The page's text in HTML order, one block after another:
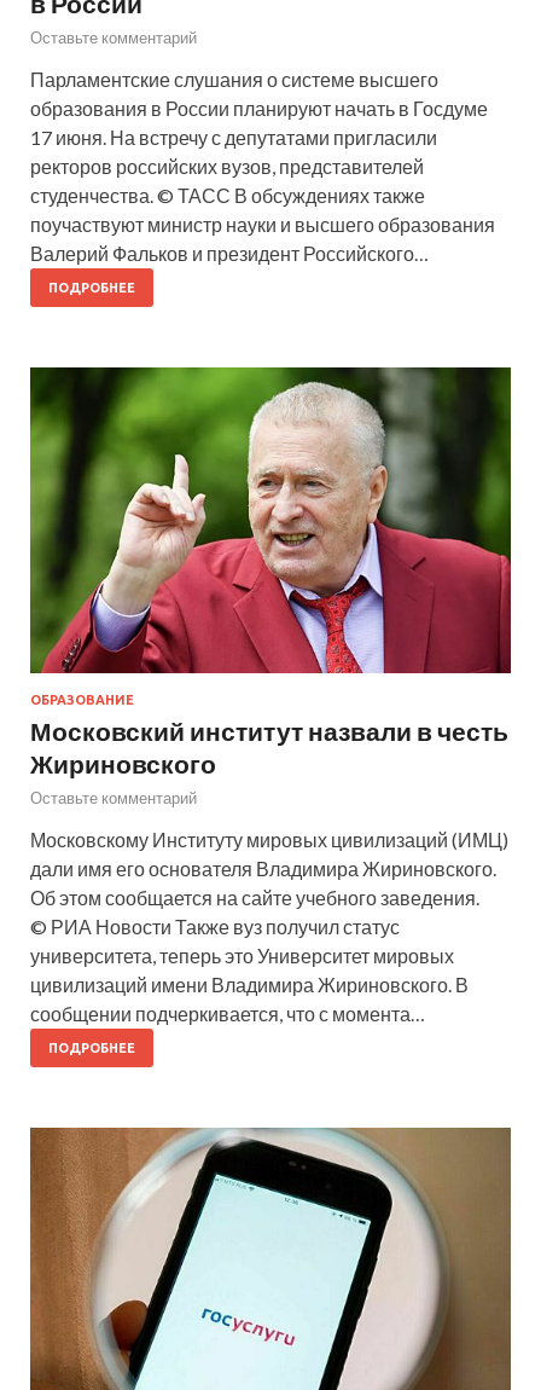
Оставьте комментарий
Парламентские слушания о системе высшего
образования в России планируют начать в Госдуме
17 июня. На встречу с депутатами пригласили
ректоров российских вузов, представителей
студенчества. © ТАСС В обсуждениях также
поучаствуют министр науки и высшего образования
Валерий Фальков и президент Российского…
ПОДРОБНЕЕ
ОБРАЗОВАНИЕ
Московский институт назвали в честь
Жириновского
Оставьте комментарий
Московскому Институту мировых цивилизаций (ИМЦ)
дали имя его основателя Владимира Жириновского.
Об этом сообщается на сайте учебного заведения.
© РИА Новости Также вуз получил статус
университета, теперь это Университет мировых
цивилизаций имени Владимира Жириновского. В
сообщении подчеркивается, что с момента…
ПОДРОБНЕЕ